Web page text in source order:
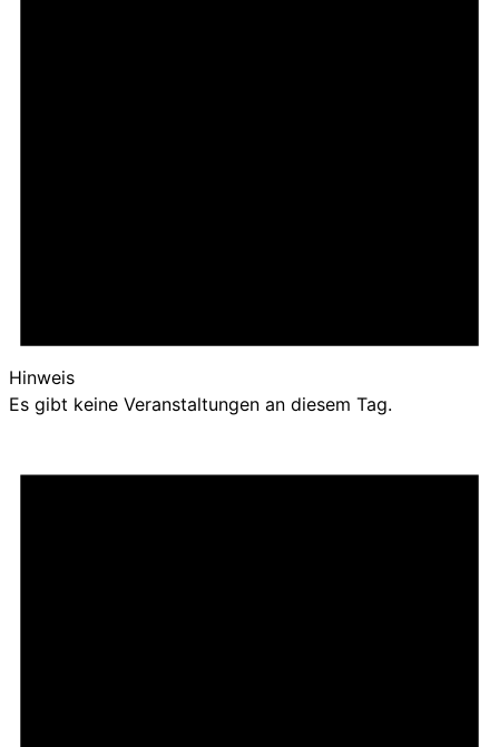
Hinweis
Es gibt keine Veranstaltungen an diesem Tag.